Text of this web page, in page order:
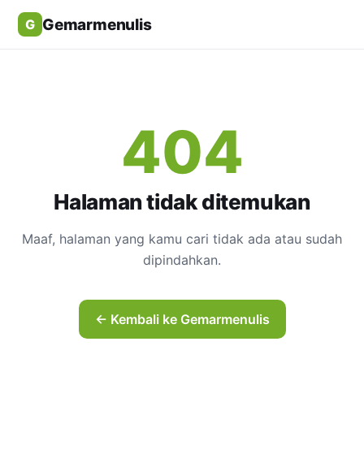
G Gemarmenulis
404
Halaman tidak ditemukan
Maaf, halaman yang kamu cari tidak ada atau sudah
dipindahkan.
← Kembali ke Gemarmenulis